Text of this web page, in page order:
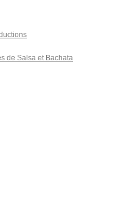
de Salsa et Bachata